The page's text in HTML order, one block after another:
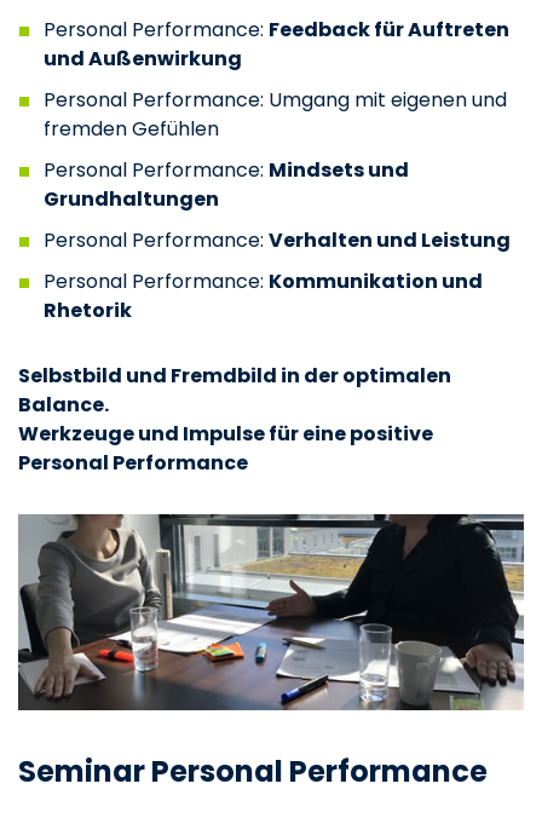
Personal Performance: Feedback für Auftreten
und Außenwirkung
Personal Performance: Umgang mit eigenen und
fremden Gefühlen
Personal Performance: Mindsets und
Grundhaltungen
Personal Performance: Verhalten und Leistung
Personal Performance: Kommunikation und
Rhetorik
Selbstbild und Fremdbild in der optimalen
Balance.
Werkzeuge und Impulse für eine positive
Personal Performance
Seminar Personal Performance